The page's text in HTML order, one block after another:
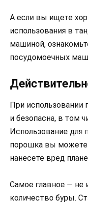
А если вы ищете
использования в
машиной,
посудомоечных
При использовании
и безопасна, в том
Использование для
порошка вы можете
нанесете вред
Самое главное — не
количество буры.